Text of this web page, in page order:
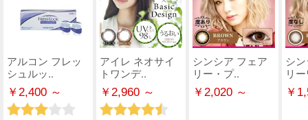
アルコン フレッ
シュルッ..
￥2,400 ～
アイレ ネオサイ
トワンデ..
￥2,960 ～
シンシア フェア
リー・プ..
￥2,020 ～
シ
リ
￥